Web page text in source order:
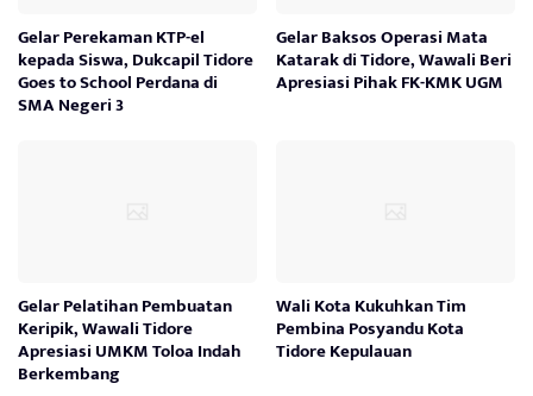
Gelar Perekaman KTP-el
kepada Siswa, Dukcapil Tidore
Goes to School Perdana di
SMA Negeri 3
Gelar Baksos Operasi Mata
Katarak di Tidore, Wawali Beri
Apresiasi Pihak FK-KMK UGM
Gelar Pelatihan Pembuatan
Keripik, Wawali Tidore
Apresiasi UMKM Toloa Indah
Berkembang
Wali Kota Kukuhkan Tim
Pembina Posyandu Kota
Tidore Kepulauan